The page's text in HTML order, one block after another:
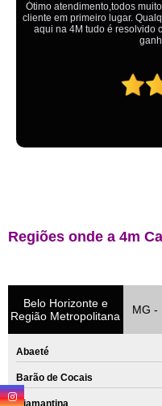
Ótimo atendimento,todos
cliente em primeiro lugar.
aqui na 4M tudo é resolvido
Regiões onde a 4m
Belo Horizonte e
Região Metropolitana
MG -
Abaeté
Barão de Cocais
Diamantina